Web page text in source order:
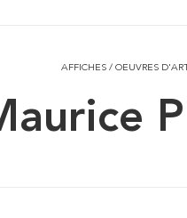
AFFICHES / OEUVRES